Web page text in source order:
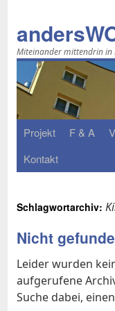
springen
Miteinander mittendrin in
Pro­jekt F & A
Kon­takt
Schlagwortarchiv:
Nicht
Leider wurden
aufgerufene
Suche dabei,